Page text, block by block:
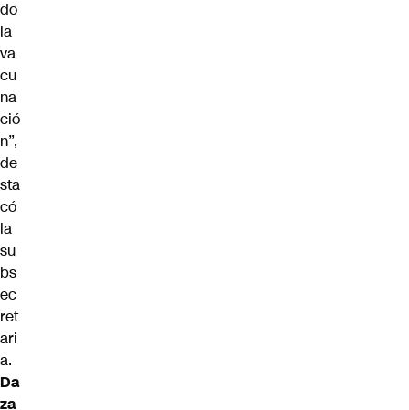
do
la
va
cu
na
ció
n”,
de
sta
có
la
su
bs
ec
ret
ari
a.
Da
za